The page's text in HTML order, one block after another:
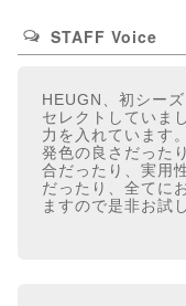
STAFF Voice
HEUGN、初シー
セレクトしていま
力を入れています。
発色の良さだった
合だったり、実用
だったり、全てに
ますので是非お試